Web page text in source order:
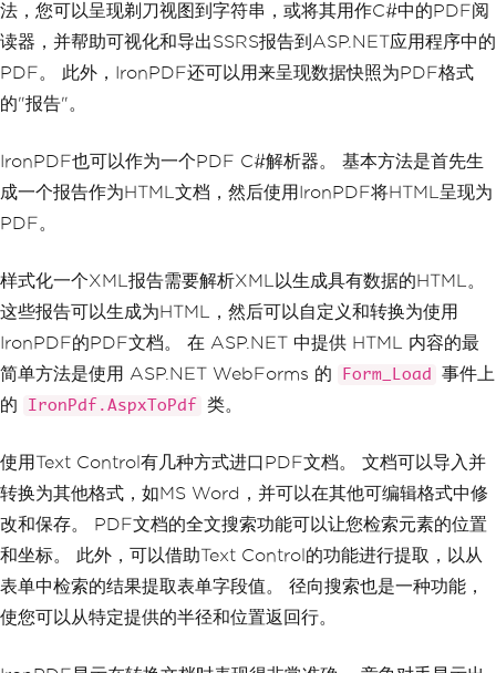
法，您可以呈现剃刀视图到字符串，或将其用作C#中的PDF阅
读器，并帮助可视化和导出SSRS报告到ASP.NET应用程序中的
PDF。 此外，IronPDF还可以用来呈现数据快照为PDF格式
的"报告"。
IronPDF也可以作为一个PDF C#解析器。 基本方法是首先生
成一个报告作为HTML文档，然后使用IronPDF将HTML呈现为
PDF。
样式化一个XML报告需要解析XML以生成具有数据的HTML。
这些报告可以生成为HTML，然后可以自定义和转换为使用
IronPDF的PDF文档。 在 ASP.NET 中提供 HTML 内容的最
简单方法是使用 ASP.NET WebForms 的
Form_Load
事件上
的
IronPdf.AspxToPdf 类。
使用Text Control有几种方式进口PDF文档。 文档可以导入并
转换为其他格式，如MS Word，并可以在其他可编辑格式中修
改和保存。 PDF文档的全文搜索功能可以让您检索元素的位置
和坐标。 此外，可以借助Text Control的功能进行提取，以从
表单中检索的结果提取表单字段值。 径向搜索也是一种功能，
使您可以从特定提供的半径和位置返回行。